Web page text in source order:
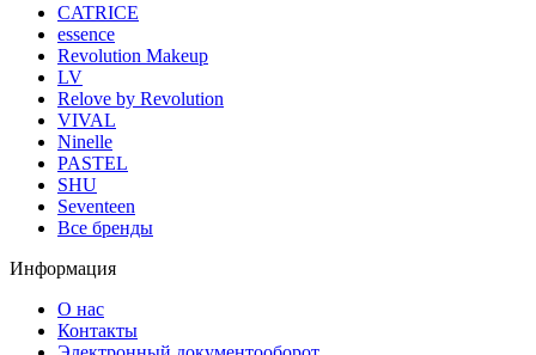
CATRICE
essence
Revolution Makeup
LV
Relove by Revolution
VIVAL
Ninelle
PASTEL
SHU
Seventeen
Все бренды
Информация
О нас
Контакты